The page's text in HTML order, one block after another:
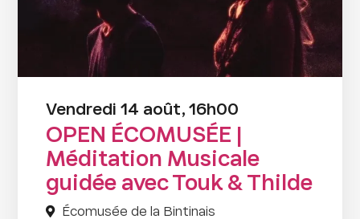
Vendredi 14 août, 16h00
OPEN ÉCOMUSÉE |
Méditation Musicale
guidée avec Touk & Thilde
Écomusée de la Bintinais